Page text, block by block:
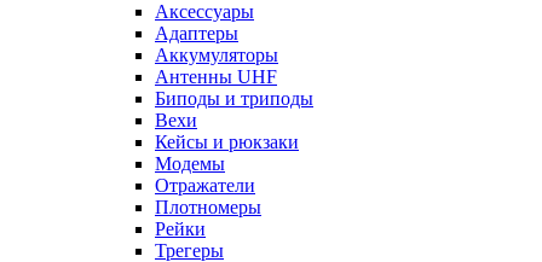
Аксессуары
Адаптеры
Аккумуляторы
Антенны UHF
Биподы и триподы
Вехи
Кейсы и рюкзаки
Модемы
Отражатели
Плотномеры
Рейки
Трегеры